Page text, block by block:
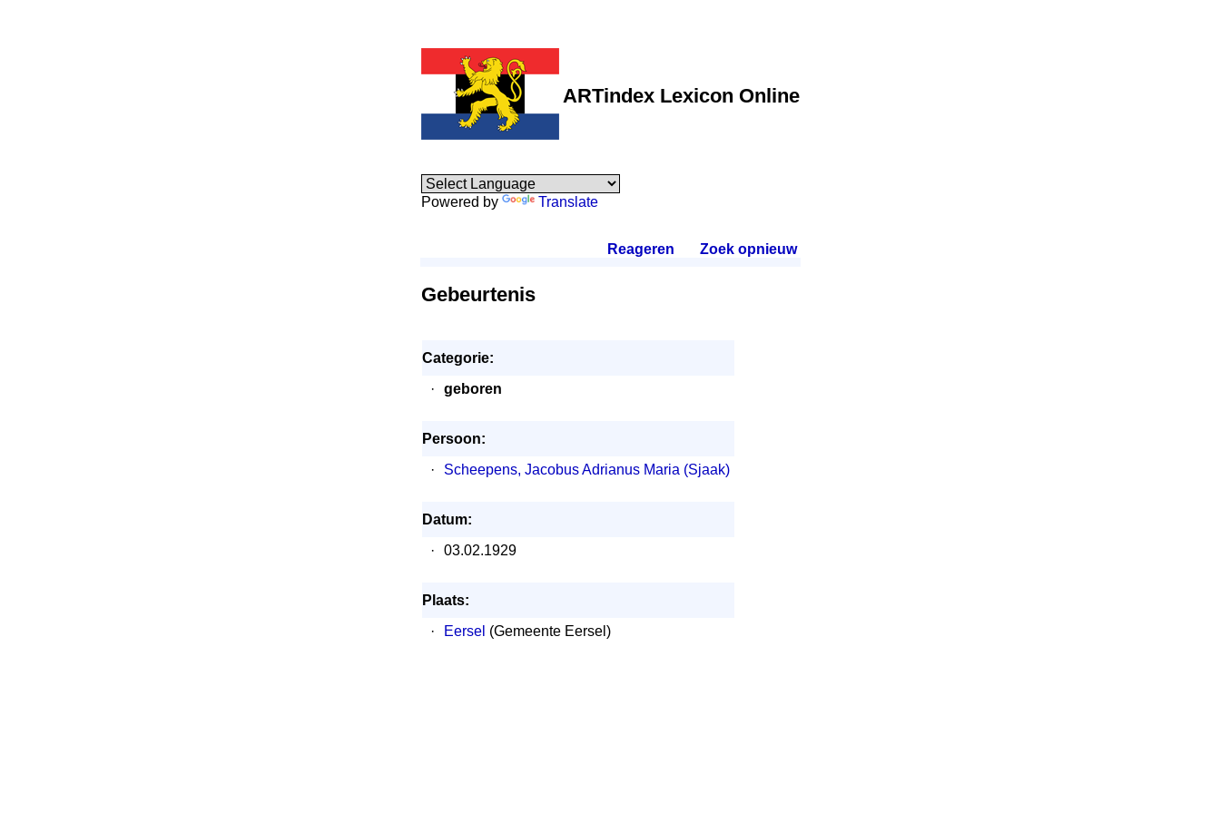
ARTindex Lexicon Online
Powered by Translate
Reageren Zoek opnieuw.
Gebeurtenis
Categorie:
·
geboren
Persoon:
·
Scheepens, Jacobus Adrianus Maria (Sjaak)
Datum:
·
03.02.1929
Plaats:
·
Eersel (Gemeente Eersel)